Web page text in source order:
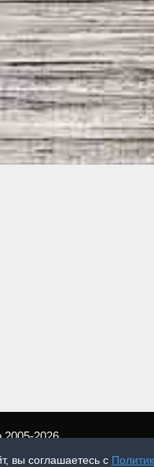
2026
вы соглашаетесь с